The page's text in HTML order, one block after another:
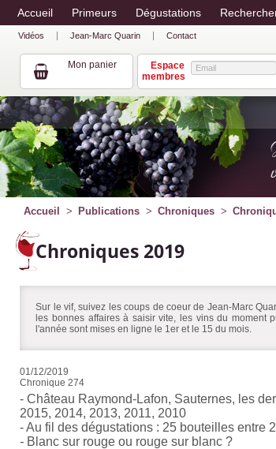
Accueil Primeurs Dégustations
Vidéos Jean-Marc Quarin Contact
Mon panier
Espace
membres
Accueil Publications Chroniques
Chroniques 2019
Sur le vif, suivez les coups de coeur de Jean-Marc
les bonnes affaires à saisir vite, les vins du moment
l'année sont mises en ligne le 1er et le 15 du mois.
01/12/2019
Chronique 274
- Château Raymond-Lafon, Sauternes, les
2015, 2014, 2013, 2011, 2010
- Au fil des dégustations : 25 bouteilles entre
- Blanc sur rouge ou rouge sur blanc ?